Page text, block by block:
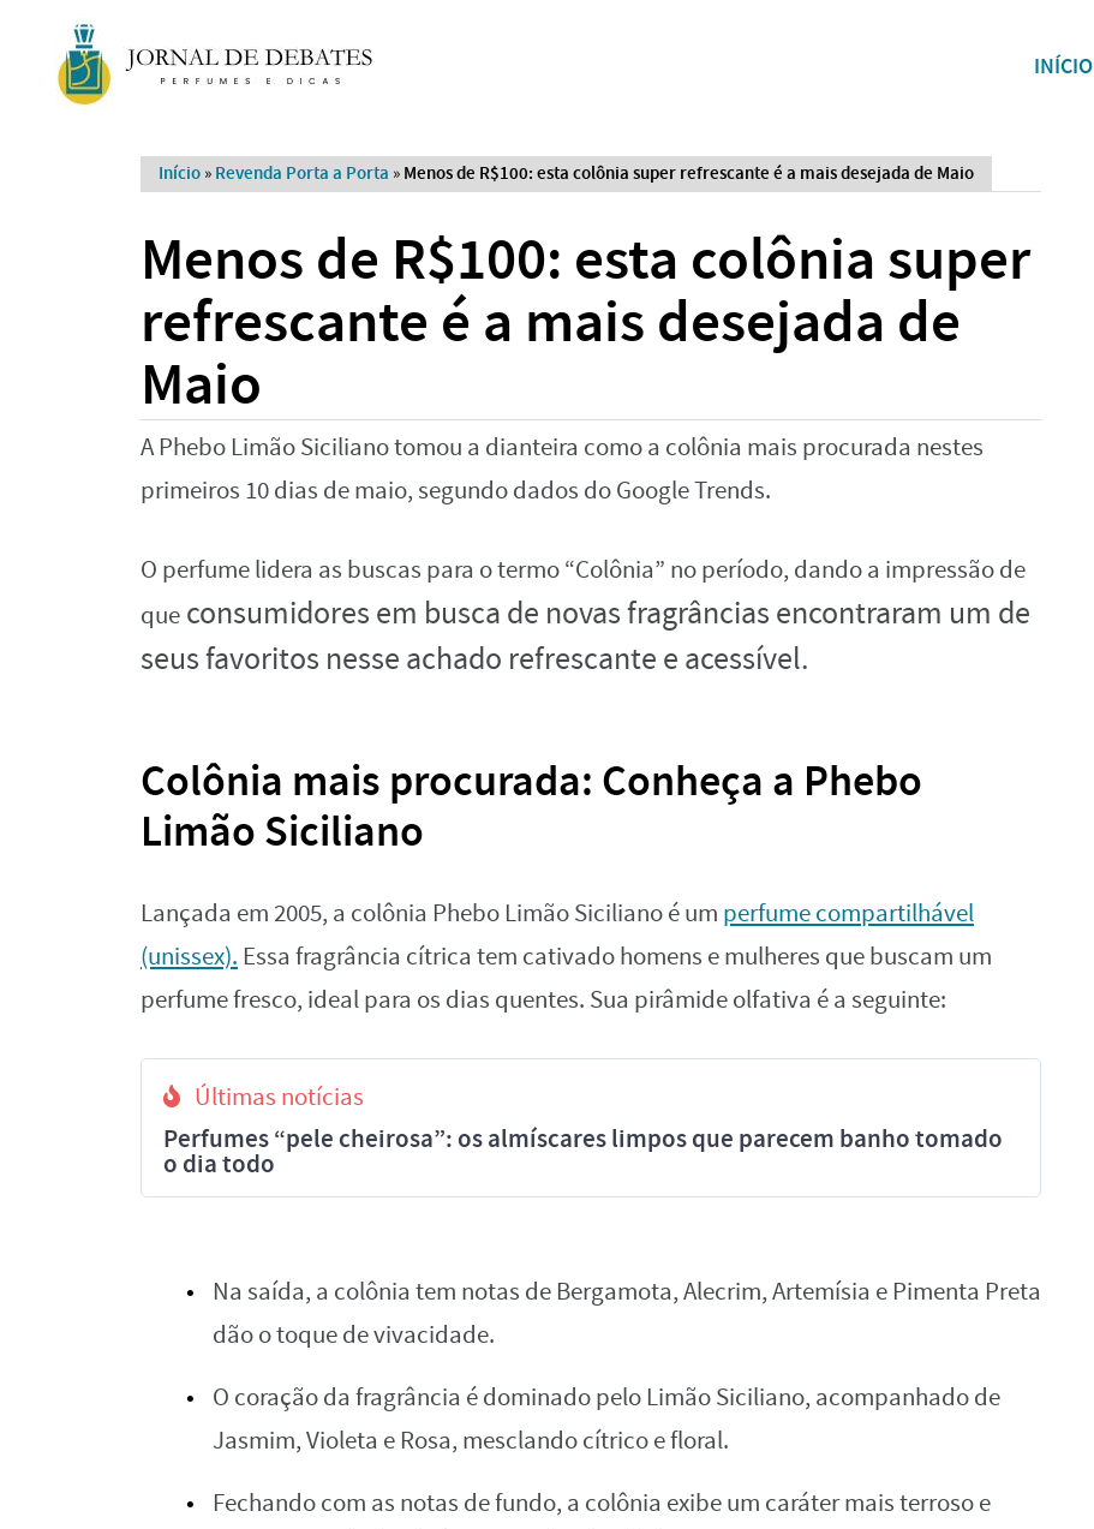
INÍCIO
Início » Revenda Porta a Porta » Menos de R$100: esta colônia super refrescante é a mais desejada de Maio
Menos de R$100: esta colônia super
refrescante é a mais desejada de
Maio
A Phebo Limão Siciliano tomou a dianteira como a colônia mais procurada nestes
primeiros 10 dias de maio, segundo dados do Google Trends.
O perfume lidera as buscas para o termo “Colônia” no período, dando a impressão de
que consumidores em busca de novas fragrâncias encontraram um de
seus favoritos nesse achado refrescante e acessível.
Colônia mais procurada: Conheça a Phebo
Limão Siciliano
Lançada em 2005, a colônia Phebo Limão Siciliano é um perfume compartilhável
(unissex). Essa fragrância cítrica tem cativado homens e mulheres que buscam um
perfume fresco, ideal para os dias quentes. Sua pirâmide olfativa é a seguinte:
Últimas notícias
Perfumes “pele cheirosa”: os almíscares limpos que parecem banho tomado
o dia todo
Na saída, a colônia tem notas de Bergamota, Alecrim, Artemísia e Pimenta Preta
dão o toque de vivacidade.
O coração da fragrância é dominado pelo Limão Siciliano, acompanhado de
Jasmim, Violeta e Rosa, mesclando cítrico e floral.
Fechando com as notas de fundo, a colônia exibe um caráter mais terroso e